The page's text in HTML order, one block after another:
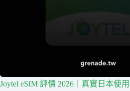
Joytel eSIM 評價 2026｜真實日本使